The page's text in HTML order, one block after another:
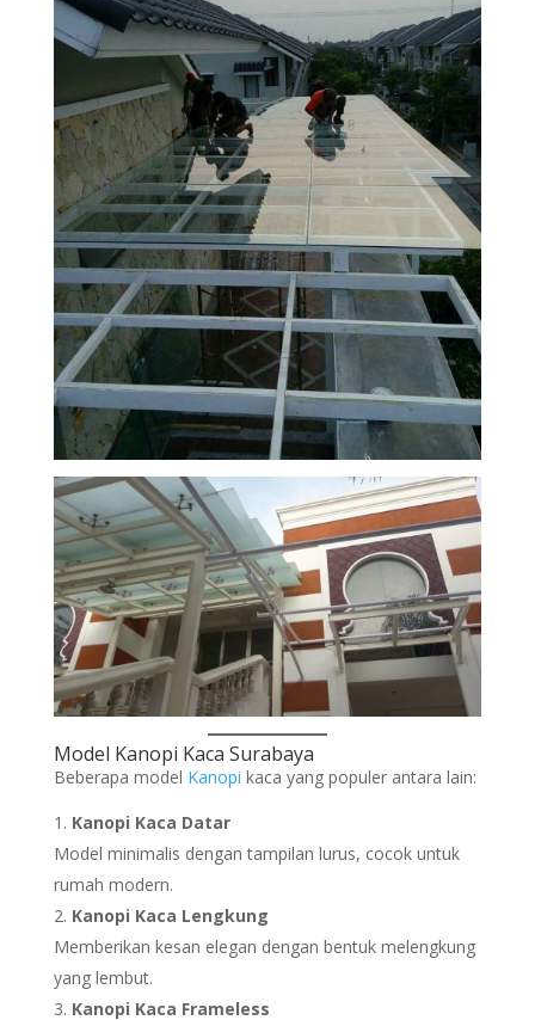
Model Kanopi Kaca Surabaya
Beberapa model Kanopi kaca yang populer antara lain:
Kanopi Kaca Datar
Model minimalis dengan tampilan lurus, cocok untuk
rumah modern.
Kanopi Kaca Lengkung
Memberikan kesan elegan dengan bentuk melengkung
yang lembut.
Kanopi Kaca Frameless